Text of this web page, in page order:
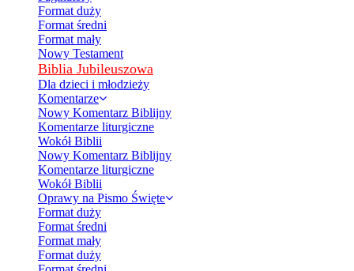
Format duży
Format średni
Format mały
Nowy Testament
Biblia Jubileuszowa
Dla dzieci i młodzieży
Komentarze
Nowy Komentarz Biblijny
Komentarze liturgiczne
Wokół Biblii
Nowy Komentarz Biblijny
Komentarze liturgiczne
Wokół Biblii
Oprawy na Pismo Święte
Format duży
Format średni
Format mały
Format duży